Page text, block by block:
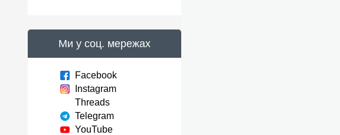
Ми у соц. мережах
Facebook
Instagram
Threads
Telegram
YouTube